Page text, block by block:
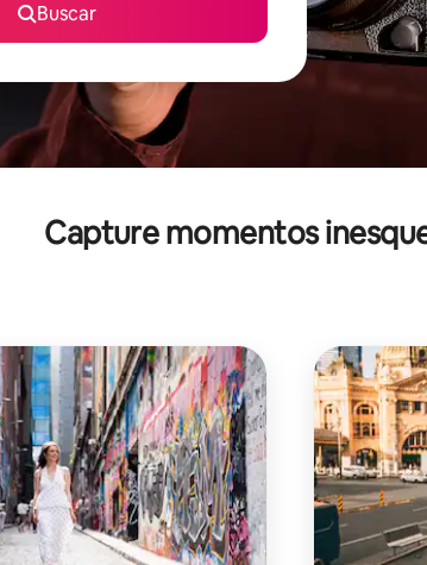
Buscar
Capture momentos